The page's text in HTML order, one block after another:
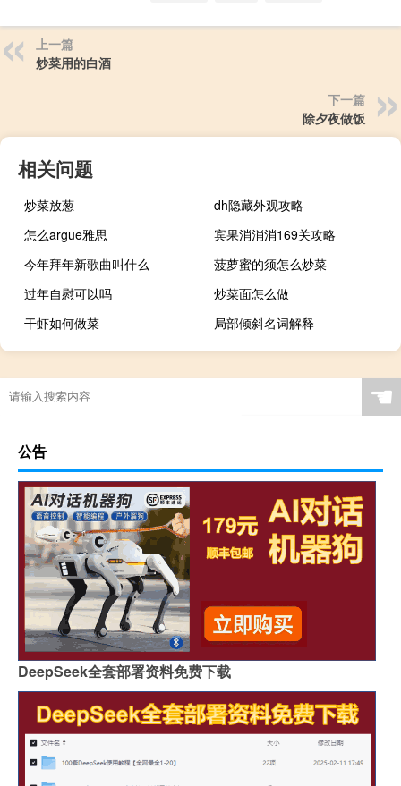
上一篇
炒菜用的白酒
下一篇
除夕夜做饭
相关问题
炒菜放葱
dh隐藏外观攻略
怎么argue雅思
宾果消消消169关攻略
今年拜年新歌曲叫什么
菠萝蜜的须怎么炒菜
过年自慰可以吗
炒菜面怎么做
干虾如何做菜
局部倾斜名词解释
☚
公告
DeepSeek全套部署资料免费下载